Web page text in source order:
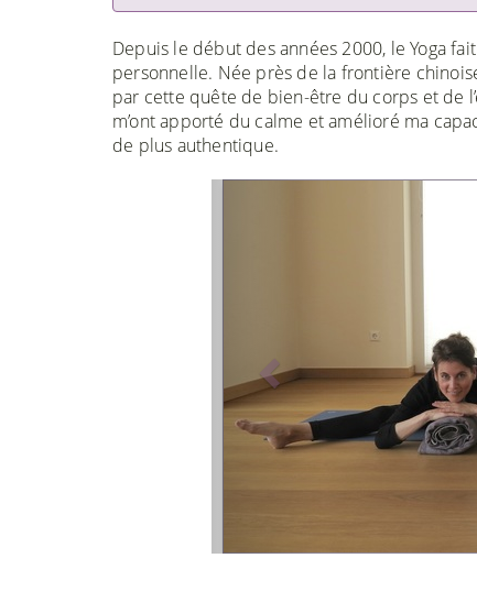
Depuis le début des années 2000, le Yoga
personnelle. Née près de la frontière
par cette quête de bien-être du corps et de
m’ont apporté du calme et amélioré ma
de plus authentique.